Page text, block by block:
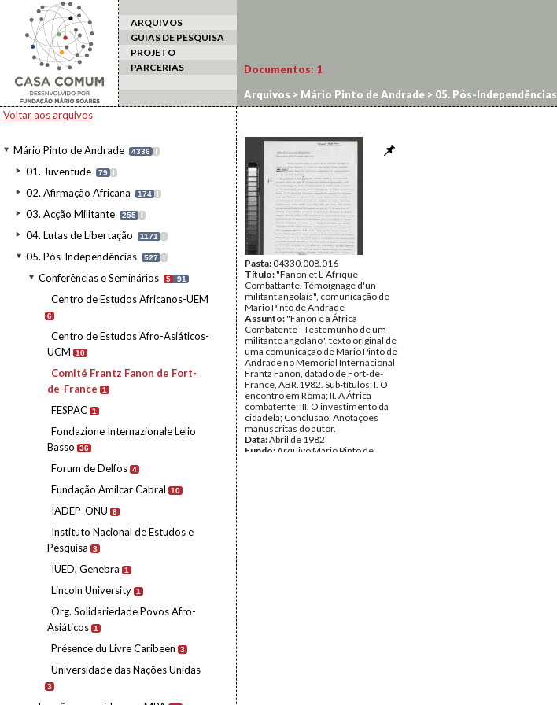
ARQUIVOS
GUIAS DE PESQUISA
PROJETO
PARCERIAS
Voltar aos arquivos
Mário Pinto de Andrade 4336 I
01. Juventude 79 I
02. Afirmação Africana 174 I
03. Acção Militante 255 I
04. Lutas de Libertação 1171 I
05. Pós-Independências 527 I
Conferências e Seminários 5 91
Centro de Estudos Africanos-UEM
6
Centro de Estudos Afro-Asiáticos-
UCM
10
Comité Frantz Fanon de Fort-
de-France
1
FESPAC 1
Fondazione Internazionale Lelio
Basso
36
Forum de Delfos 4
Fundação Amílcar Cabral 10
IADEP-ONU 6
Instituto Nacional de Estudos e
Pesquisa
3
IUED, Genebra 1
Lincoln University 1
Org. Solidariedade Povos Afro-
Asiáticos 1
Présence du Livre Caribeen 3
Universidade das Nações Unidas
3
Documentos: 1
Arquivos > Mário Pinto de Andrade > 05. Pós-Independências
Pasta:04330.008.016
Título:"Fanon et L' Afrique
Combattante. Témoignage d'un
militant angolais", comunicação de
Mário Pinto de Andrade
Assunto:"Fanon e a África
Combatente - Testemunho de um
militante angolano", texto original de
uma comunicação de Mário Pinto de
Andrade no Memorial Internacional
Frantz Fanon, datado de Fort-de-
France, ABR.1982. Sub-títulos: I. O
encontro em Roma; II. A África
combatente; III. O investimento da
cidadela; Conclusão. Anotações
manuscritas do autor.
Data:Abril de 1982
Fundo: Arquivo Mário Pinto de